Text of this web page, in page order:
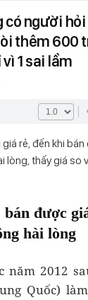
có người
thêm 600
1 sai lầm
rẻ, đến khi
lòng, thấy giá so
được
hài lòng
năm 2012
Quốc)